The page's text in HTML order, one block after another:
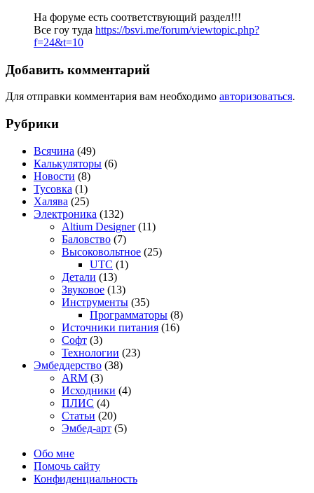
На форуме есть соответствующий раздел!!!
Все гоу туда https://bsvi.me/forum/viewtopic.php?
f=24&t=10
Добавить комментарий
Для отправки комментария вам необходимо авторизоваться.
Рубрики
Всячина (49)
Калькуляторы (6)
Новости (8)
Тусовка (1)
Халява (25)
Электроника (132)
Altium Designer(11)
Баловство (7)
Высоковольтное (25)
UTC (1)
Детали (13)
Звуковое (13)
Инструменты (35)
Программаторы (8)
Источники питания (16)
Софт (3)
Технологии (23)
Эмбеддерство (38)
ARM (3)
Исходники (4)
ПЛИС (4)
Статьи (20)
Эмбед-арт (5)
Обо мне
Помочь сайту
Конфиденциальность